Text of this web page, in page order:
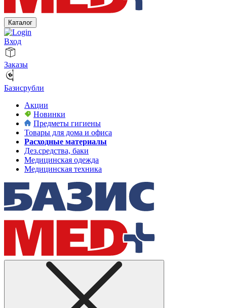
Каталог
Вход
Заказы
Базисрубли
Акции
Новинки
Предметы гигиены
Товары для дома и офиса
Расходные материалы
Дез.средства, баки
Медицинская одежда
Медицинская техника